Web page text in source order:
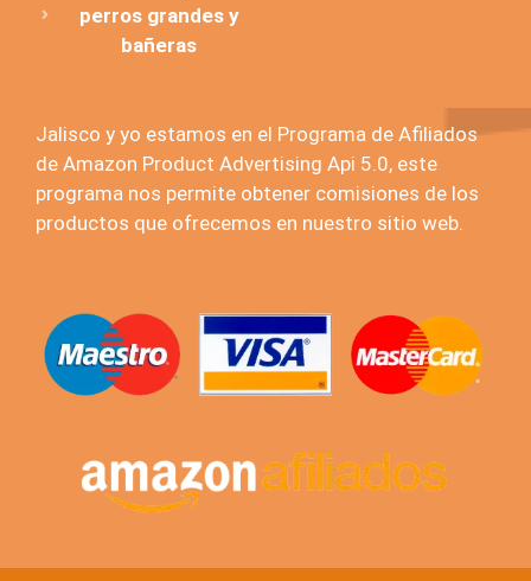
perros grandes y
bañeras
Jalisco y yo estamos en el Programa de Afiliados
de Amazon Product Advertising Api 5.0, este
programa nos permite obtener comisiones de los
productos que ofrecemos en nuestro sitio web.